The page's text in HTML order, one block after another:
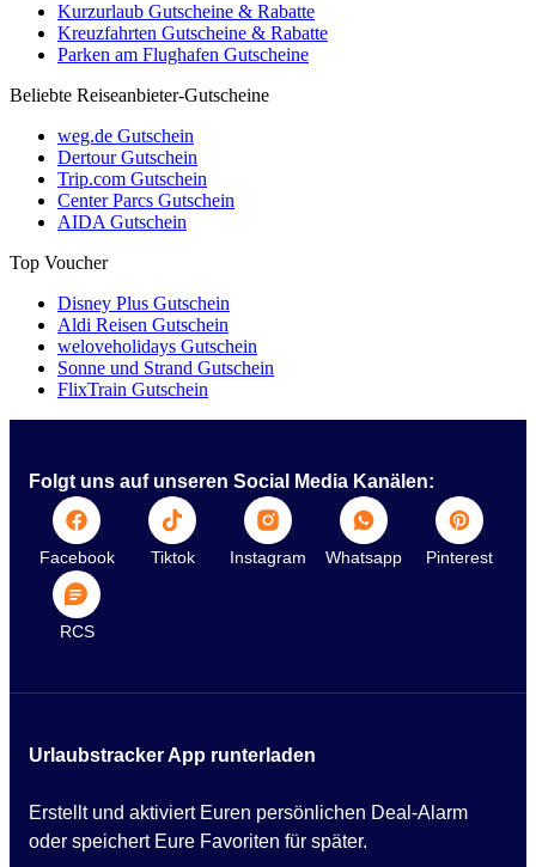
Kurzurlaub Gutscheine & Rabatte
Kreuzfahrten Gutscheine & Rabatte
Parken am Flughafen Gutscheine
Beliebte Reiseanbieter-Gutscheine
weg.de Gutschein
Dertour Gutschein
Trip.com Gutschein
Center Parcs Gutschein
AIDA Gutschein
Top Voucher
Disney Plus Gutschein
Aldi Reisen Gutschein
weloveholidays Gutschein
Sonne und Strand Gutschein
FlixTrain Gutschein